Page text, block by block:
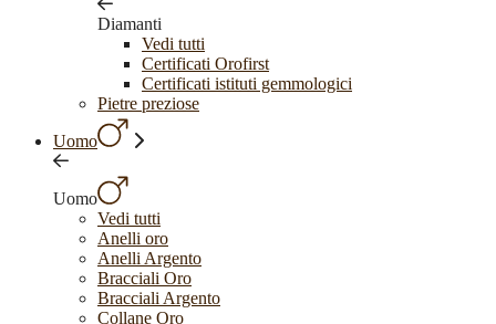
Diamanti
Vedi tutti
Certificati Orofirst
Certificati istituti gemmologici
Pietre preziose
Uomo
Uomo
Vedi tutti
Anelli oro
Anelli Argento
Bracciali Oro
Bracciali Argento
Collane Oro